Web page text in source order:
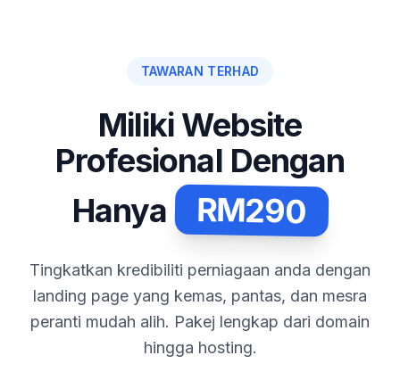
TAWARAN TERHAD
Miliki Website
Profesional Dengan
Hanya
RM290
Tingkatkan kredibiliti perniagaan anda dengan
landing page yang kemas, pantas, dan mesra
peranti mudah alih. Pakej lengkap dari domain
hingga hosting.